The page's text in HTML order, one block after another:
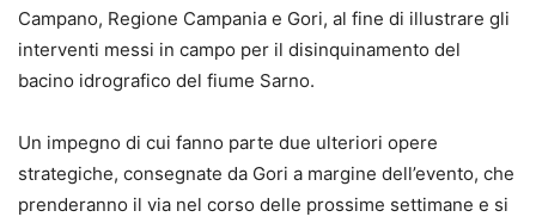
Campano, Regione Campania e Gori, al fine di illustrare gli
interventi messi in campo per il disinquinamento del
bacino idrografico del fiume Sarno.
Un impegno di cui fanno parte due ulteriori opere
strategiche, consegnate da Gori a margine dell’evento, che
prenderanno il via nel corso delle prossime settimane e si